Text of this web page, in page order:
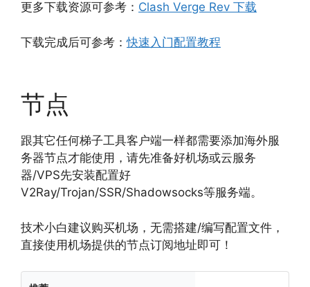
更多下载资源可参考： Clash Verge Rev 下载
下载完成后可参考：快速入门配置教程
节点
跟其它任何梯子工具客户端一样都需要添加海外服
务器节点才能使用，请先准备好机场或云服务
器/VPS先安装配置好
V2Ray/Trojan/SSR/Shadowsocks等服务端。
技术小白建议购买机场，无需搭建/编写配置文件，
直接使用机场提供的节点订阅地址即可！